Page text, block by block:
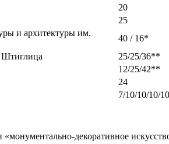
20
25
и архитектуры им.
40 / 16*
Штиглица 25/25/36**
12/25/42**
24
7/10/10/10/
декоративное